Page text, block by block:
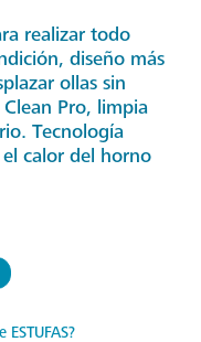
realizar todo
diseño más
ollas sin
Pro, limpia
Tecnología
calor del horno